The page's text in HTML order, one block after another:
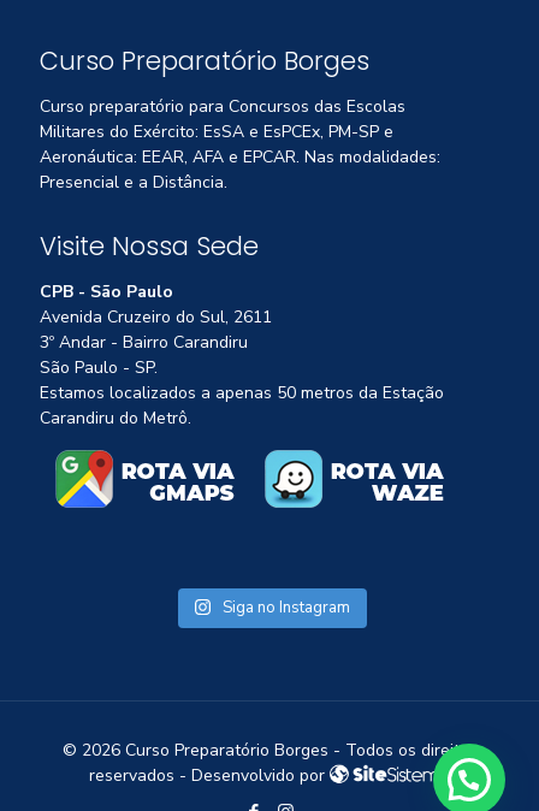
Curso Preparatório Borges
Curso preparatório para Concursos das Escolas
Militares do Exército: EsSA e EsPCEx, PM-SP e
Aeronáutica: EEAR, AFA e EPCAR. Nas modalidades:
Presencial e a Distância.
Visite Nossa Sede
CPB - São Paulo
Avenida Cruzeiro do Sul, 2611
3º Andar - Bairro Carandiru
São Paulo - SP.
Estamos localizados a apenas 50 metros da Estação
Carandiru do Metrô.
Siga no Instagram
© 2026 Curso Preparatório Borges - Todos os direitos
reservados - Desenvolvido por
1